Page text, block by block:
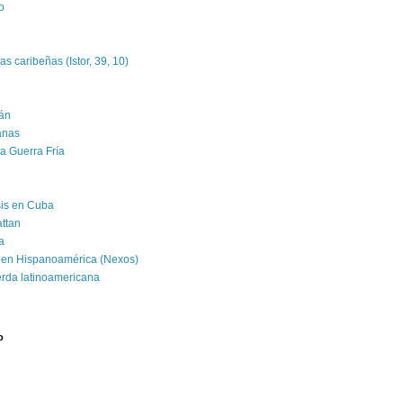
caribeñas (Istor, 39, 10)
Guerra Fría
en Cuba
Hispanoamérica (Nexos)
latinoamericana